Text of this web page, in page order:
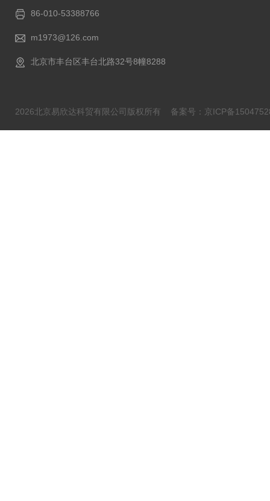
86-010-53388766
m1973@126.com
北京市丰台区丰台北路32号8幢8288
2026北京易欣达科贸有限公司版权所有 备案号：京ICP备